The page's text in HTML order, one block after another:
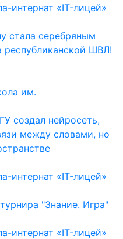
интернат «IT-лицей»
стала серебряным
республиканской ШВЛ!
им.
создал нейросеть,
между словами, но
интернат «IT-лицей»
"Знание. Игра"
интернат «IT-лицей»